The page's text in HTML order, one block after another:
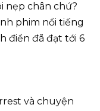
nẹp chân chứ?
phim nổi tiếng
điển đã đạt tới 6
và chuyện